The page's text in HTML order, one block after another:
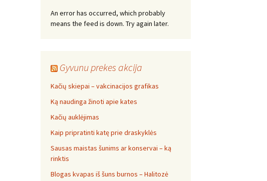
An error has occurred, which probably
means the feed is down. Try again later.
Gyvunu prekes akcija
Kačių skiepai – vakcinacijos grafikas
Ką naudinga žinoti apie kates
Kačių auklėjimas
Kaip pripratinti katę prie draskyklės
Sausas maistas šunims ar konservai – ką
rinktis
Blogas kvapas iš šuns burnos – Halitozė